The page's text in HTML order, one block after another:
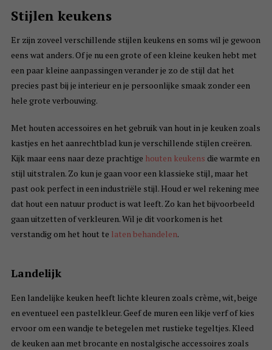
Stijlen keukens
Er zijn zoveel verschillende stijlen keukens en soms wil je gewoon
eens wat anders. Of je nu een grote of een kleine keuken hebt met
een paar kleine aanpassingen verander je zo de stijl dat het
precies past bij je interieur en je persoonlijke smaak zonder een
hele grote verbouwing.
Met houten accessoires en het gebruik van hout in je keuken zoals
kastjes en het aanrechtblad kun je verschillende stijlen creëren.
Kijk maar eens naar deze prachtige houten keukens die warmte en
stijl uitstralen. Zo kun je gaan voor een klassieke stijl, maar het
past ook perfect in een industriële stijl. Houd er wel rekening mee
dat hout een natuur product is wat leeft. Zo kan het bijvoorbeeld
gaan uitzetten of verkleuren. Wil je dit voorkomen is het
verstandig om het hout te laten behandelen.
Landelijk
Een landelijke keuken heeft lichte kleuren zoals crème, wit, beige
en eventueel een pastelkleur. Geef de muren een likje verf of kies
ervoor om een wandje te betegelen met rustieke tegeltjes. Kleed
de keuken aan met brocante en nostalgische accessoires zoals